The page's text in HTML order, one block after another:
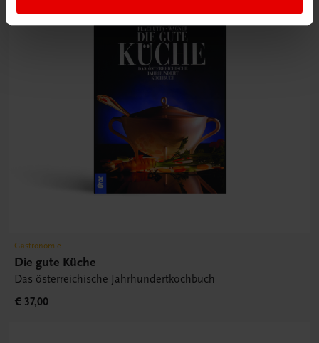
Gastronomie
Die gute Küche
Das österreichische Jahrhundertkochbuch
€ 37,00